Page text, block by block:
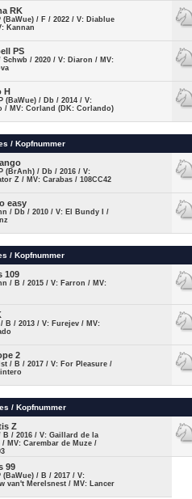
RK
(BaWue) / F / 2022 / V: Diablue
Kannan
PS
Schwb / 2020 / V: Diaron / MV:
H
(BaWue) / Db / 2014 / V:
/ MV: Corland (DK: Corlando)
/ Kopfnummer
(BrAnh) / Db / 2016 / V:
Z / MV: Carabas / 108CC42
easy
/ Db / 2010 / V: El Bundy I /
/ Kopfnummer
109
/ B / 2015 / V: Farron / MV:
B / 2013 / V: Furejev / MV:
2
/ B / 2017 / V: For Pleasure /
/ Kopfnummer
Z
B / 2016 / V: Gaillard de la
/ MV: Carembar de Muze /
99
(BaWue) / B / 2017 / V:
van't Merelsnest / MV: Lancer